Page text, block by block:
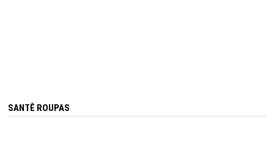
SANTÊ ROUPAS